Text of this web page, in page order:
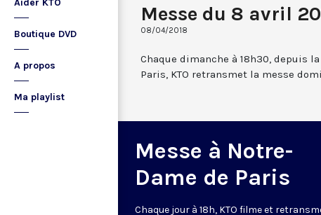
Aider KTO
Boutique DVD
A propos
Ma playlist
Messe du 8 avril
08/04/2018
Chaque dimanche à 18h30, depuis
Paris, KTO retransmet la messe
Messe à Notre-
Dame de Paris
Chaque jour à 18h, KTO filme et